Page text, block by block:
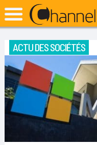
ACTU DES SOCIÉTÉS